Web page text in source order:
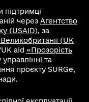
підтримці
через Агентство
(USAID), за
(UK
aid «Прозорість
та
проєкту SURGe,